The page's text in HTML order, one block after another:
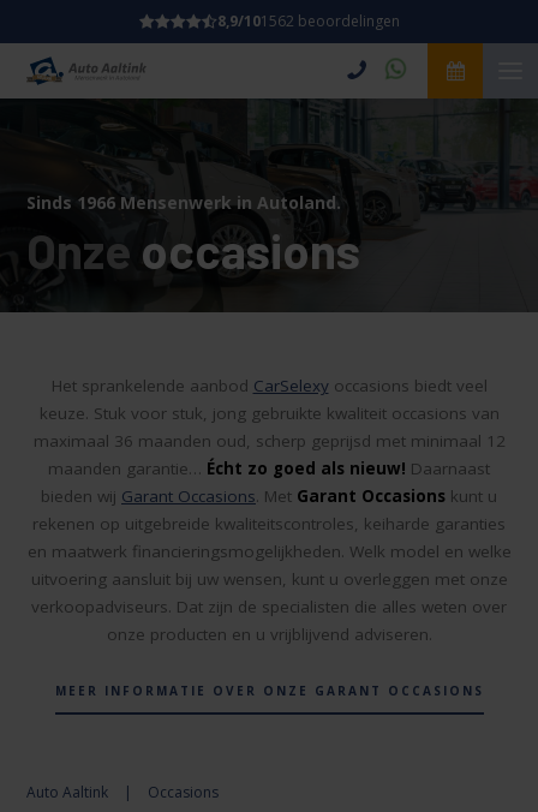
8,9/101562 beoordelingen
Sinds 1966 Mensenwerk in Autoland.
Onze occasions
Het sprankelende aanbod CarSelexyoccasions biedt veel
keuze. Stuk voor stuk, jong gebruikte kwaliteit occasions van
maximaal 36 maanden oud, scherp geprijsd met minimaal 12
maanden garantie… Écht zo goed als nieuw! Daarnaast
bieden wij Garant Occasions. Met Garant Occasions kunt u
rekenen op uitgebreide kwaliteitscontroles, keiharde garanties
en maatwerk financieringsmogelijkheden. Welk model en welke
uitvoering aansluit bij uw wensen, kunt u overleggen met onze
verkoopadviseurs. Dat zijn de specialisten die alles weten over
onze producten en u vrijblijvend adviseren.
MEER INFORMATIE OVER ONZE GARANT OCCASIONS
Auto Aaltink | Occasions